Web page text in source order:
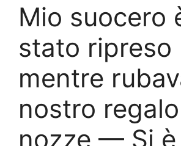
Mio suocero
stato ripreso
mentre
nostro
nozze — Si è